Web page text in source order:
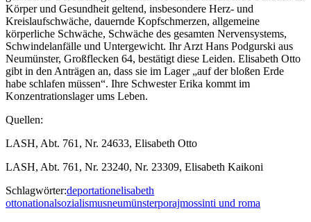
Körper und Gesundheit geltend, insbesondere Herz- und
Kreislaufschwäche, dauernde Kopfschmerzen, allgemeine
körperliche Schwäche, Schwäche des gesamten Nervensystems,
Schwindelanfälle und Untergewicht. Ihr Arzt Hans Podgurski aus
Neumünster, Großflecken 64, bestätigt diese Leiden. Elisabeth Otto
gibt in den Anträgen an, dass sie im Lager „auf der bloßen Erde
habe schlafen müssen“. Ihre Schwester Erika kommt im
Konzentrationslager ums Leben.
Quellen:
LASH, Abt. 761, Nr. 24633, Elisabeth Otto
LASH, Abt. 761, Nr. 23240, Nr. 23309, Elisabeth Kaikoni
Schlagwörter:deportationelisabeth
ottonationalsozialismusneumünsterporajmossinti und roma